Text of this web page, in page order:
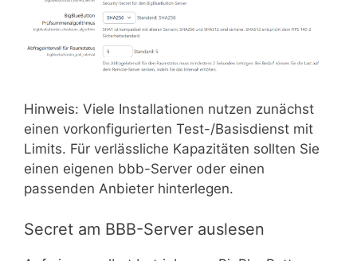
Hinweis: Viele Installationen nutzen zunächst
einen vorkonfigurierten Test-/Basisdienst mit
Limits. Für verlässliche Kapazitäten sollten Sie
einen eigenen bbb-Server oder einen
passenden Anbieter hinterlegen.
Secret am BBB-Server auslesen